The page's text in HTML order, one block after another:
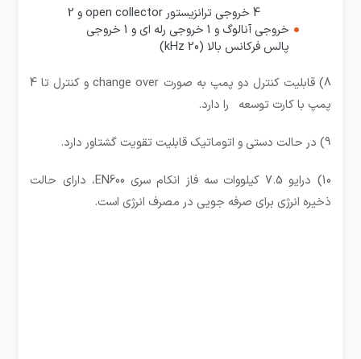
4 خروجی ترانزیستور open collector و 2
خروجی آنالوگ و 1 خروجی رله ای و 1 خروجی
پالس فرکانس بالا (20 kHz)
8) قابلیت کنترل دو پمپ به صورت change over و کنترل تا 4
پمپ با کارت توسعه را دارد.
9) در حالت دستی و اتوماتیک قابلیت تقویت گشتاور دارد.
10) درایو 7.5 کیلووات سه فاز انکام سری EN600، دارای حالت
ذخیره انرژی برای صرفه جویی در مصرف انرژی است.